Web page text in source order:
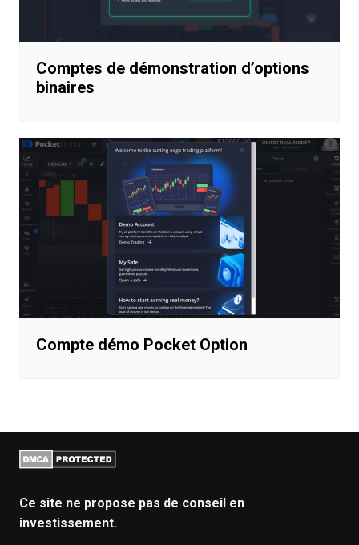
Comptes de démonstration d’options
binaires
Compte démo Pocket Option
Ce site ne propose pas de conseil en
investissement.